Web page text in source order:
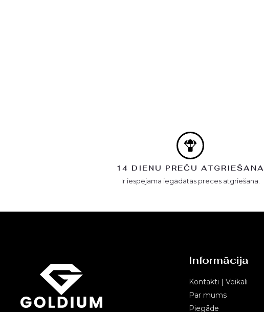
14 DIENU PREČU ATGRIEŠANA
Ir iespējama iegādātās preces atgriešana.
Informācija
Kontakti | Veikali
Par mums
Piegāde